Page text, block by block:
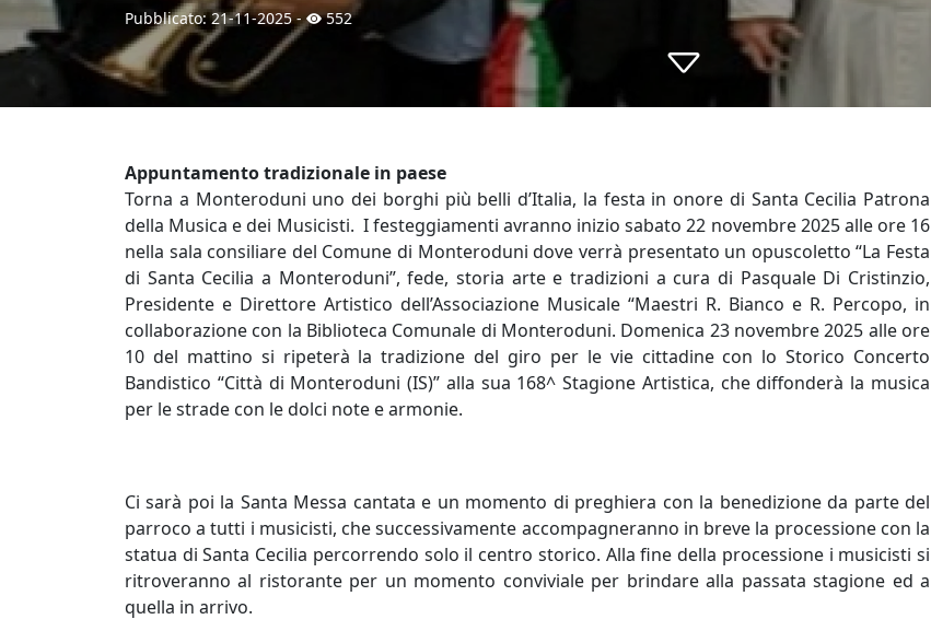
Pubblicato:21-11-2025- 552
Appuntamento tradizionale in paese
Torna a Monteroduni uno dei borghi più belli d’Italia, la festa in onore di Santa Cecilia Patrona
della Musica e dei Musicisti. I festeggiamenti avranno inizio sabato 22 novembre 2025 alle ore 16
nella sala consiliare del Comune di Monteroduni dove verrà presentato un opuscoletto “La Festa
di Santa Cecilia a Monteroduni”, fede, storia arte e tradizioni a cura di Pasquale Di Cristinzio,
Presidente e Direttore Artistico dell’Associazione Musicale “Maestri R. Bianco e R. Percopo, in
collaborazione con la Biblioteca Comunale di Monteroduni. Domenica 23 novembre 2025 alle ore
10 del mattino si ripeterà la tradizione del giro per le vie cittadine con lo Storico Concerto
Bandistico “Città di Monteroduni (IS)” alla sua 168^ Stagione Artistica, che diffonderà la musica
per le strade con le dolci note e armonie.
Ci sarà poi la Santa Messa cantata e un momento di preghiera con la benedizione da parte del
parroco a tutti i musicisti, che successivamente accompagneranno in breve la processione con la
statua di Santa Cecilia percorrendo solo il centro storico. Alla fine della processione i musicisti si
ritroveranno al ristorante per un momento conviviale per brindare alla passata stagione ed a
quella in arrivo.